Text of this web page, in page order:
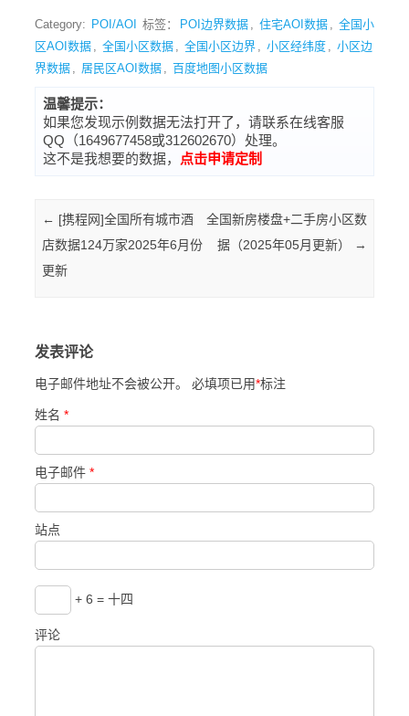
Category: POI/AOI 标签： POI边界数据 , 住宅AOI数据 , 全国小
区AOI数据 , 全国小区数据 , 全国小区边界 , 小区经纬度 , 小区边
界数据 , 居民区AOI数据 , 百度地图小区数据
温馨提示：
如果您发现示例数据无法打开了，请联系在线客服
QQ（1649677458或312602670）处理。
这不是我想要的数据，
点击申请定制
Post navigation
← [携程网]全国所有城市酒
店数据124万家2025年6月份
更新
全国新房楼盘+二手房小区数
据（2025年05月更新）
→
发表评论
电子邮件地址不会被公开。 必填项已用*标注
姓名 *
电子邮件 *
站点
+ 6 = 十四
评论